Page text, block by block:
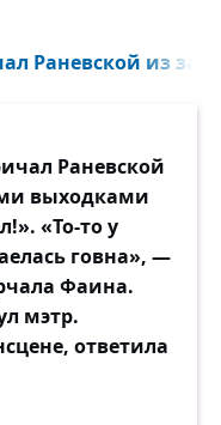
Раневской из
Раневской
выходками
«То-то у
говна», —
Фаина.
мэтр.
ответила